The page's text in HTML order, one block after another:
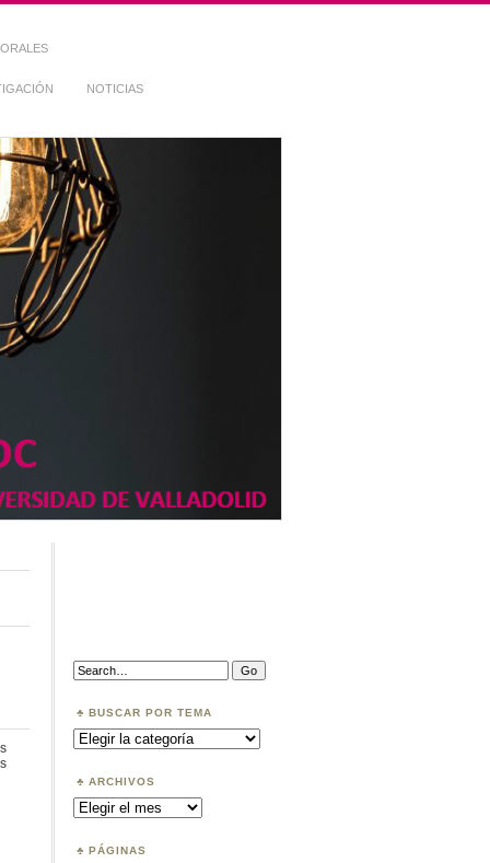
NOTICIAS
en
Search:
BUSCAR POR TEMA
Buscar
por
ARCHIVOS
Archivos
PÁGINAS